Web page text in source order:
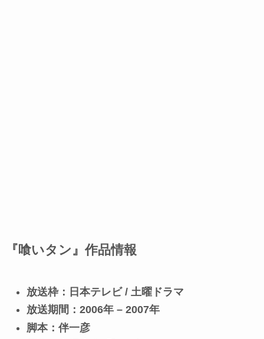
『喰いタン』作品情報
放送枠：日本テレビ / 土曜ドラマ
放送期間：2006年 – 2007年
脚本：伴一彦